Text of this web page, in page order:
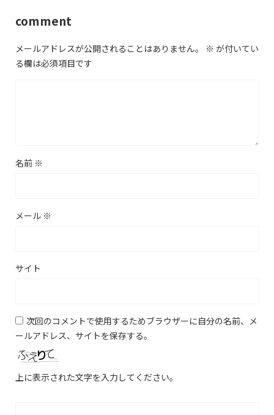
comment
メールアドレスが公開されることはありません。 ※ が付いてい
る欄は必須項目です
名前 ※
メール ※
サイト
次回のコメントで使用するためブラウザーに自分の名前、メ
ールアドレス、サイトを保存する。
上に表示された文字を入力してください。